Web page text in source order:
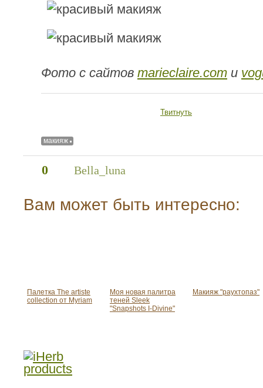
Фото с сайтов marieclaire.com и
Твитнуть
макияж
0 Bella_luna
Вам может быть интересно:
Палетка The artiste
collection от Myriam
Моя новая палитра
теней Sleek
"Snapshots I-Divine"
Макияж "раухтопаз"